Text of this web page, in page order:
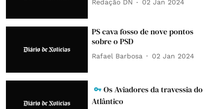
Redação DN 02 Jan 2024
PS cava fosso de nove pontos
sobre o PSD
Rafael Barbosa 02 Jan 2024
Os Aviadores da travessia do
Atlântico